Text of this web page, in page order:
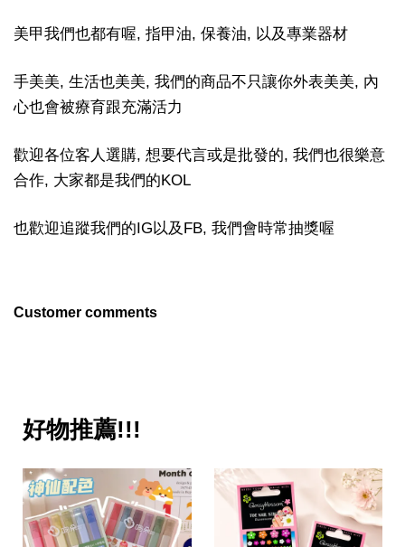
美甲我們也都有喔, 指甲油, 保養油, 以及專業器材
手美美, 生活也美美, 我們的商品不只讓你外表美美, 內
心也會被療育跟充滿活力
歡迎各位客人選購, 想要代言或是批發的, 我們也很樂意
合作, 大家都是我們的KOL
也歡迎追蹤我們的IG以及FB, 我們會時常抽獎喔
Customer comments
好物推薦!!!